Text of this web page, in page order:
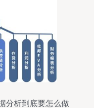
分析到底要怎么做